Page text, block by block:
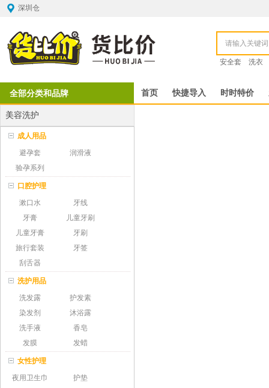
深圳仓
安全套 洗衣
全部分类和品牌 首页 快捷导入 时时特价
美容洗护
成人用品
避孕套
润滑液
验孕系列
口腔护理
漱口水
牙线
牙膏
儿童牙刷
儿童牙膏
牙刷
旅行套装
牙签
刮舌器
洗护用品
洗发露
护发素
染发剂
沐浴露
洗手液
香皂
发膜
发蜡
女性护理
夜用卫生巾
护垫